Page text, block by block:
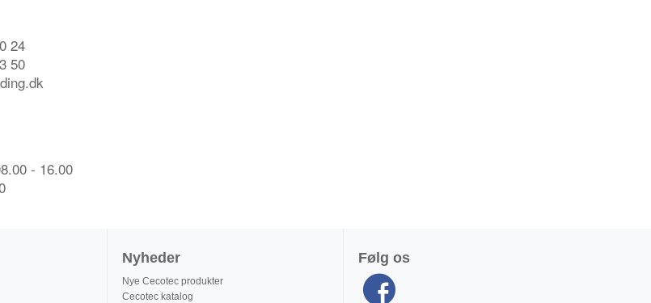
24
50
- 16.00
Nyheder
Nye Cecotec produkter
Cecotec katalog
Følg os